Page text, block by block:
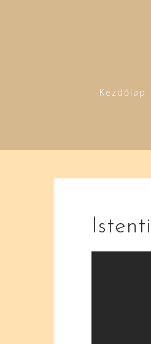
Kezdőlap